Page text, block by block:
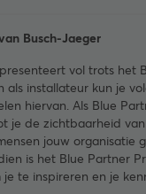
Busch-Jaeger
vol trots het
als installateur kun je
hiervan. Als Blue
je de zichtbaarheid
jouw organisatie
is het Blue Partner
te inspireren en je